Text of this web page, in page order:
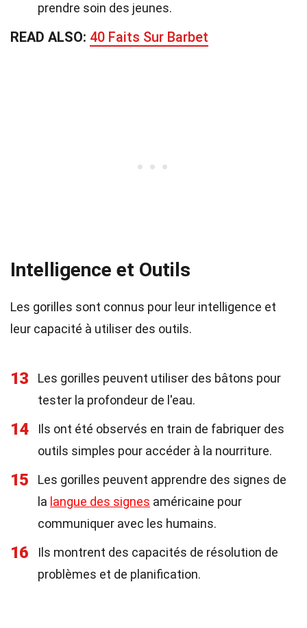
prendre soin des jeunes.
READ ALSO: 40 Faits Sur Barbet
Intelligence et Outils
Les gorilles sont connus pour leur intelligence et
leur capacité à utiliser des outils.
13
Les gorilles peuvent utiliser des bâtons pour
tester la profondeur de l'eau.
14
Ils ont été observés en train de fabriquer des
outils simples pour accéder à la nourriture.
15
Les gorilles peuvent apprendre des signes de
la langue des signes américaine pour
communiquer avec les humains.
16
Ils montrent des capacités de résolution de
problèmes et de planification.